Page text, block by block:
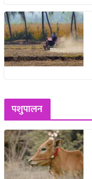
पशुपालन